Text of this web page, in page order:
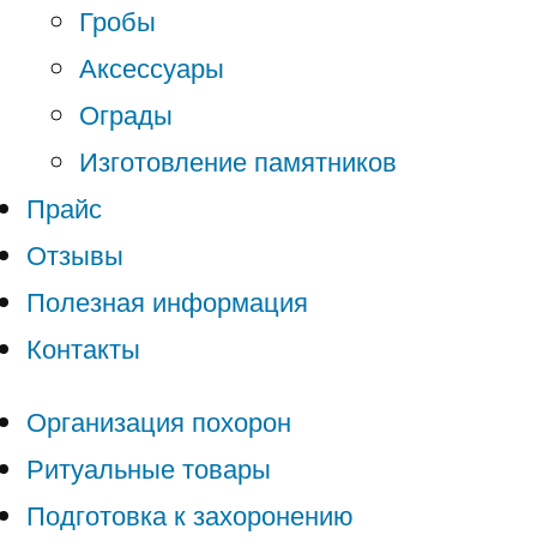
Гробы
Аксессуары
Ограды
Изготовление памятников
Прайс
Отзывы
Полезная информация
Контакты
Организация похорон
Ритуальные товары
Подготовка к захоронению